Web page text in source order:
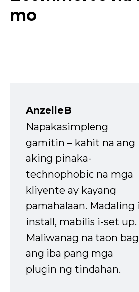
mo
AnzelleB
Napakasimpleng
gamitin – kahit na ang
aking pinaka-
technophobic na mga
kliyente ay kayang
pamahalaan. Madaling
install, mabilis i-set up.
Maliwanag na taon
ang iba pang mga
plugin ng tindahan.